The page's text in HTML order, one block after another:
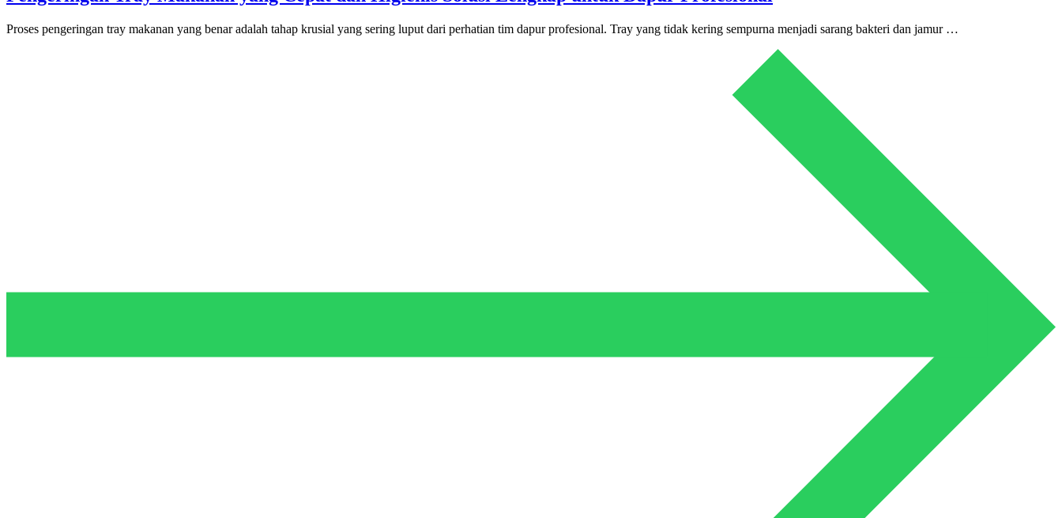
Proses pengeringan tray makanan yang benar adalah tahap krusial yang sering luput dari perhatian tim dapur profesional. Tray yang tidak kering sempurna menjadi sarang bakteri dan jamur …